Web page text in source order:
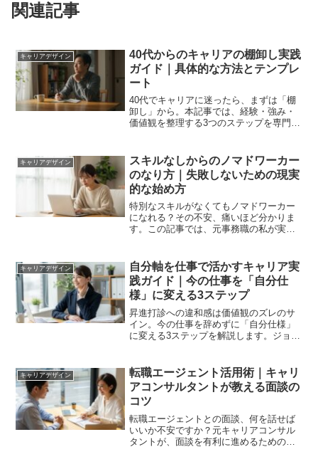
関連記事
キャリアデザイン
40代からのキャリアの棚卸し実践
ガイド｜具体的な方法とテンプレ
ート
40代でキャリアに迷ったら、まずは「棚
卸し」から。本記事では、経験・強み・
価値観を整理する3つのステップを専門家
肢が明確になります。
キャリアデザイン
スキルなしからのノマドワーカー
のなり方｜失敗しないための現実
的な始め方
特別なスキルがなくてもノマドワーカー
になれる？その不安、痛いほど分かりま
す。この記事では、元事務職の私が実践
説。憧れを今日から現実に変えましょ
う。
キャリアデザイン
自分軸を仕事で活かすキャリア実
践ガイド｜今の仕事を「自分仕
様」に変える3ステップ
昇進打診への違和感は価値観のズレのサ
イン。今の仕事を辞めずに「自分仕様」
に変える3ステップを解説します。ジョ
リアコンサルタントが伝授。納得感のあ
るキャリアを築くガイドです。
キャリアデザイン
転職エージェント活用術｜キャリ
アコンサルタントが教える面談の
コツ
転職エージェントとの面談、何を話せば
いいか不安ですか？元キャリアコンサル
タントが、面談を有利に進めるための準